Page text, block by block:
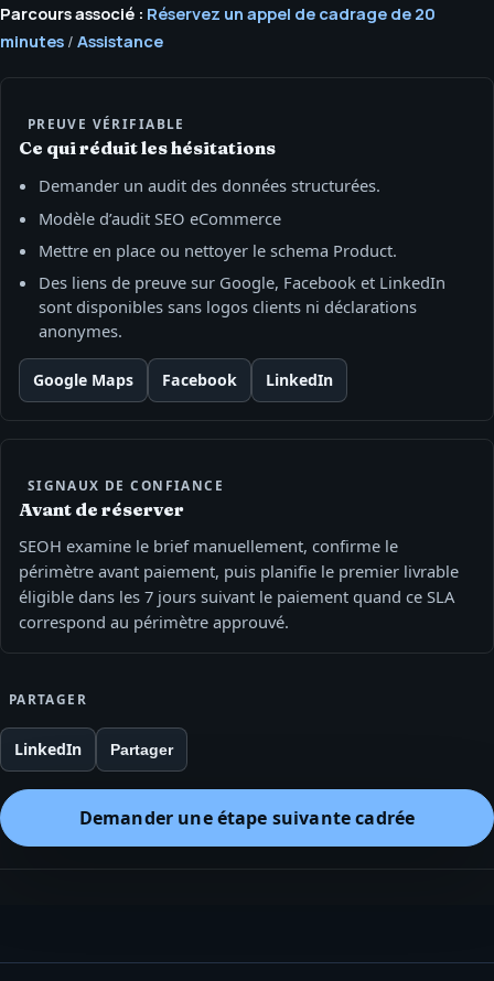
Parcours associé : Réservez un appel de cadrage de 20
minutes / Assistance
PREUVE VÉRIFIABLE
Ce qui réduit les hésitations
Demander un audit des données structurées.
Modèle d’audit SEO eCommerce
Mettre en place ou nettoyer le schema Product.
Des liens de preuve sur Google, Facebook et LinkedIn
sont disponibles sans logos clients ni déclarations
anonymes.
Google Maps Facebook LinkedIn
SIGNAUX DE CONFIANCE
Avant de réserver
SEOH examine le brief manuellement, confirme le
périmètre avant paiement, puis planifie le premier livrable
éligible dans les 7 jours suivant le paiement quand ce SLA
correspond au périmètre approuvé.
PARTAGER
LinkedIn Partager
Demander une étape suivante cadrée